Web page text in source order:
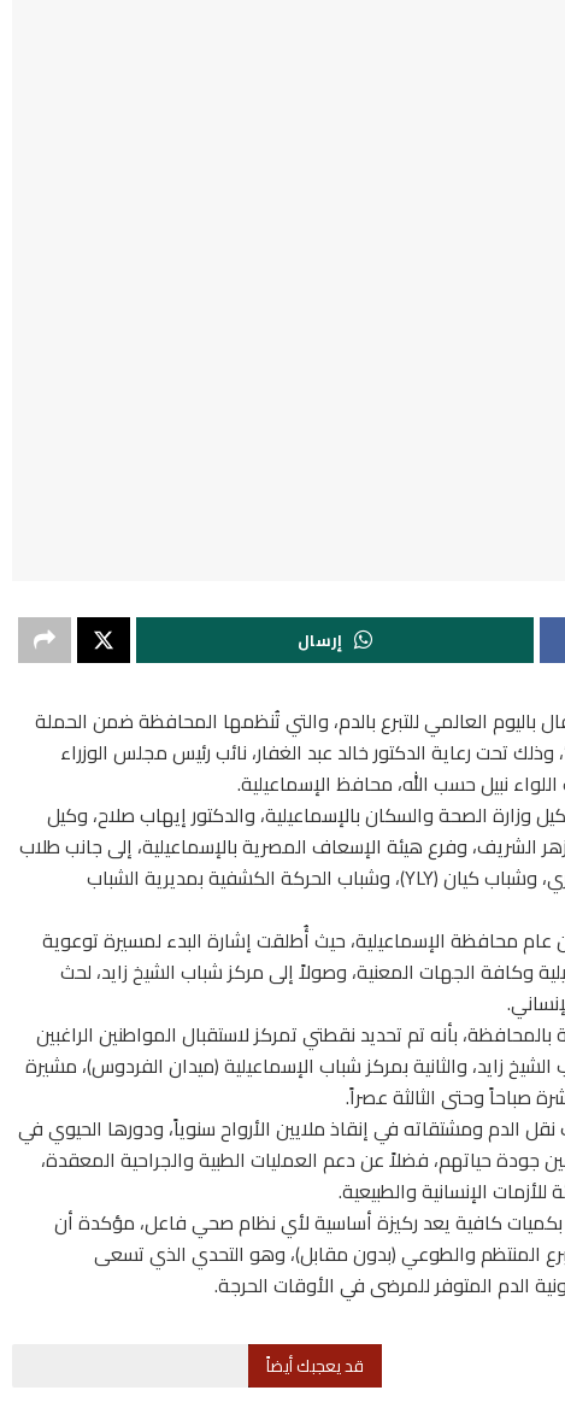
إرسال
باليوم العالمي للتبرع بالدم، والتي تُنظمها المحافظة ضمن الحملة
وذلك تحت رعاية الدكتور خالد عبد الغفار، نائب رئيس مجلس الوزراء
نبيل حسب الله، محافظ الإسماعيلية.
الصحة والسكان بالإسماعيلية، والدكتور إيهاب صلاح، وكيل
الشريف، وفرع هيئة الإسعاف المصرية بالإسماعيلية، إلى جانب طلاب
مدارس التمريض، ومتطوعي الهلال الأحمر المصري، وشباب كيان (YLY)، وشباب الحركة الكشفية بمديرية الشباب
عام محافظة الإسماعيلية، حيث أُطلقت إشارة البدء لمسيرة توعوية
وكافة الجهات المعنية، وصولاً إلى مركز شباب الشيخ زايد، لحث
بأنه تم تحديد نقطتي تمركز لاستقبال المواطنين الراغبين
الشيخ زايد، والثانية بمركز شباب الإسماعيلية (ميدان الفردوس)، مشيرة
صباحاً وحتى الثالثة عصراً.
نقل الدم ومشتقاته في إنقاذ ملايين الأرواح سنوياً، ودورها الحيوي في
جودة حياتهم، فضلاً عن دعم العمليات الطبية والجراحية المعقدة،
الإنسانية والطبيعية.
كافية يعد ركيزة أساسية لأي نظام صحي فاعل، مؤكدة أن
المنتظم والطوعي (بدون مقابل)، وهو التحدي الذي تسعى
الدم المتوفر للمرضى في الأوقات الحرجة.
قد يعجبك أيضاً